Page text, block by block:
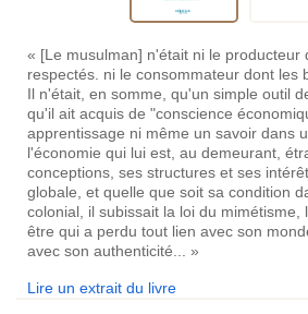
« [Le musulman] n'était ni le producteur
respectés. ni le consommateur dont les
Il n'était, en somme, qu'un simple outil
qu'il ait acquis de "conscience
apprentissage ni même un savoir dans
l'économie qui lui est, au demeurant,
conceptions, ses structures et ses
globale, et quelle que soit sa condition
colonial, il subissait la loi du mimétisme,
être qui a perdu tout lien avec son
avec son authenticité... »
Lire un extrait du livre